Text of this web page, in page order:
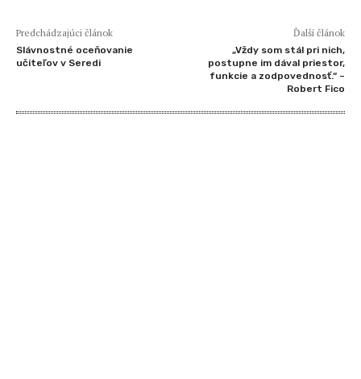
Predchádzajúci článok
Slávnostné oceňovanie
učiteľov v Seredi
Ďalší článok
„Vždy som stál pri nich,
postupne im dával priestor,
funkcie a zodpovednosť.“ –
Robert Fico